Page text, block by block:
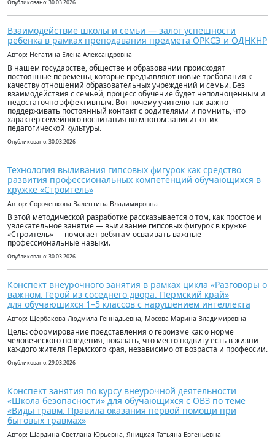
Опубликовано: 30.03.2026
Взаимодействие школы и семьи — залог успешности
ребенка в рамках преподавания предмета ОРКСЭ и ОДНКНР
Автор: Негатина Елена Александровна
В нашем государстве, обществе и образовании происходят
постоянные перемены, которые предъявляют новые требования к
качеству отношений образовательных учреждений и семьи. Без
взаимодействия с семьей, процесс обучение будет неполноценным и
недостаточно эффективным. Вот почему учителю так важно
поддерживать постоянный контакт с родителями и помнить, что
характер семейного воспитания во многом зависит от их
педагогической культуры.
Опубликовано: 30.03.2026
Технология выливания гипсовых фигурок как средство
развития профессиональных компетенций обучающихся в
кружке «Строитель»
Автор: Сороченкова Валентина Владимировна
В этой методической разработке рассказывается о том, как простое и
увлекательное занятие — выливание гипсовых фигурок в кружке
«Строитель» — помогает ребятам осваивать важные
профессиональные навыки.
Опубликовано: 30.03.2026
Конспект внеурочного занятия в рамках цикла «Разговоры о
важном. Герой из соседнего двора. Пермский край»
для обучающихся 1–5 классов с нарушением интеллекта
Автор: Щербакова Людмила Геннадьевна, Мосова Марина Владимировна
Цель: сформирование представления о героизме как о норме
человеческого поведения, показать, что место подвигу есть в жизни
каждого жителя Пермского края, независимо от возраста и профессии.
Опубликовано: 29.03.2026
Конспект занятия по курсу внеурочной деятельности
«Школа безопасности» для обучающихся с ОВЗ по теме
«Виды травм. Правила оказания первой помощи при
бытовых травмах»
Автор: Шардина Светлана Юрьевна, Яницкая Татьяна Евгеньевна